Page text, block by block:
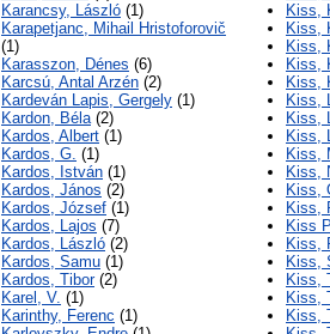
Karancsy, László (1)
Karapetjanc, Mihail Hristoforovič
(1)
Karasszon, Dénes (6)
Karcsú, Antal Arzén (2)
Kardeván Lapis, Gergely (1)
Kardon, Béla(2)
Kardos, Albert (1)
Kardos, G. (1)
Kardos, István (1)
Kardos, János (2)
Kardos, József (1)
Kardos, Lajos (7)
Kardos, László (2)
Kardos, Samu (1)
Kardos, Tibor(2)
Karel, V. (1)
Karinthy, Ferenc (1)
Kiss,
Kiss,
Kiss,
Kiss,
Kiss,
Kiss,
Kiss,
Kiss,
Kiss,
Kiss,
Kiss,
Kiss,
Kiss
Kiss,
Kiss,
Kiss,
Kiss,
Kiss,